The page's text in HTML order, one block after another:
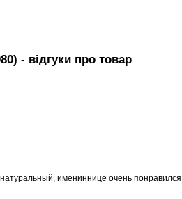
- вiдгуки про товар
имениннице очень